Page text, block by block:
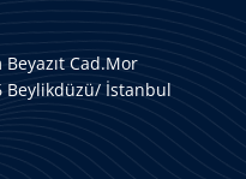
Beyazıt Cad.Mor
Beylikdüzü/ İstanbul